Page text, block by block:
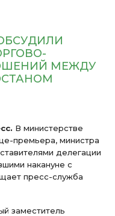
МЕЖДУ
В министерстве
премьера, министра
делегации
накануне с
пресс-служба
заместитель